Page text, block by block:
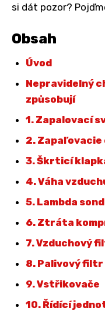
si dát pozor?
Obsah
Úvod
Nepravidelný
způsobují
1. Zapalovací
2. Zapaľovacie
3. Škrticí
4. Váha
5. Lambda
6. Ztráta
7. Vzduchový
8. Palivový filtr
9. Vstřikovače
10. Řídící